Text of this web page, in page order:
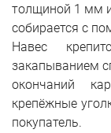
толщиной 1 мм
собирается с
Навес
закапыванием
окончаний
крепёжные
покупатель.